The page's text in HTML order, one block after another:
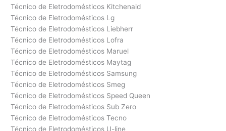
Técnico de Eletrodomésticos Kitchenaid
Técnico de Eletrodomésticos Lg
Técnico de Eletrodomésticos Liebherr
Técnico de Eletrodomésticos Lofra
Técnico de Eletrodomésticos Maruel
Técnico de Eletrodomésticos Maytag
Técnico de Eletrodomésticos Samsung
Técnico de Eletrodomésticos Smeg
Técnico de Eletrodomésticos Speed Queen
Técnico de Eletrodomésticos Sub Zero
Técnico de Eletrodomésticos Tecno
Técnico de Eletrodomésticos U-line